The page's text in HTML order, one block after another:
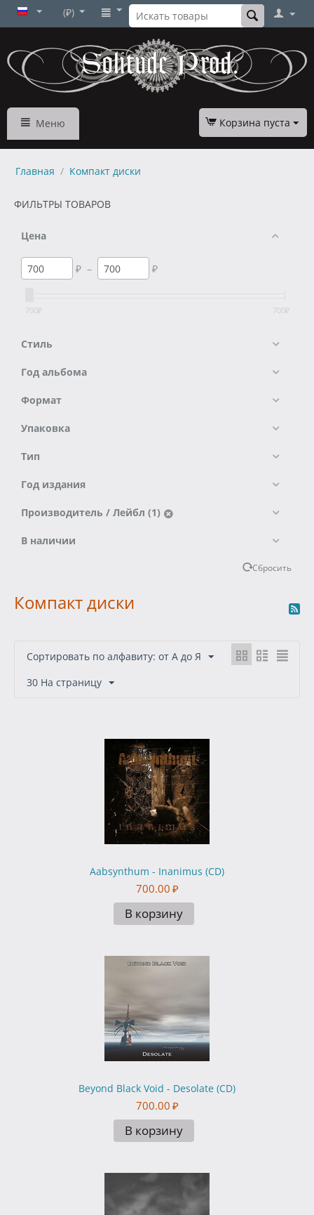
(₽)
Меню Корзина пуста
Главная / Компакт диски
ФИЛЬТРЫ ТОВАРОВ
Цена
₽ – ₽
700 ₽ 700 ₽
Стиль
Год альбома
Формат
Упаковка
Тип
Год издания
Производитель / Лейбл (1)
В наличии
Сбросить
Компакт диски
Сортировать по алфавиту: от А до Я
30 На страницу
Aabsynthum - Inanimus (CD)
700.00 ₽
В корзину
Beyond Black Void - Desolate (CD)
700.00 ₽
В корзину